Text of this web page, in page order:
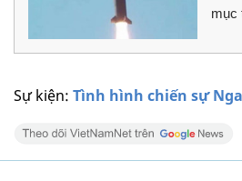
Sự kiện: Tình hình chiến sự
mục